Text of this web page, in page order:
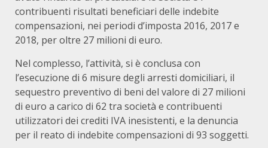
contribuenti risultati beneficiari delle indebite
compensazioni, nei periodi d’imposta 2016, 2017 e
2018, per oltre 27 milioni di euro.
Nel complesso, l’attività, si è conclusa con
l’esecuzione di 6 misure degli arresti domiciliari, il
sequestro preventivo di beni del valore di 27 milioni
di euro a carico di 62 tra società e contribuenti
utilizzatori dei crediti IVA inesistenti, e la denuncia
per il reato di indebite compensazioni di 93 soggetti.